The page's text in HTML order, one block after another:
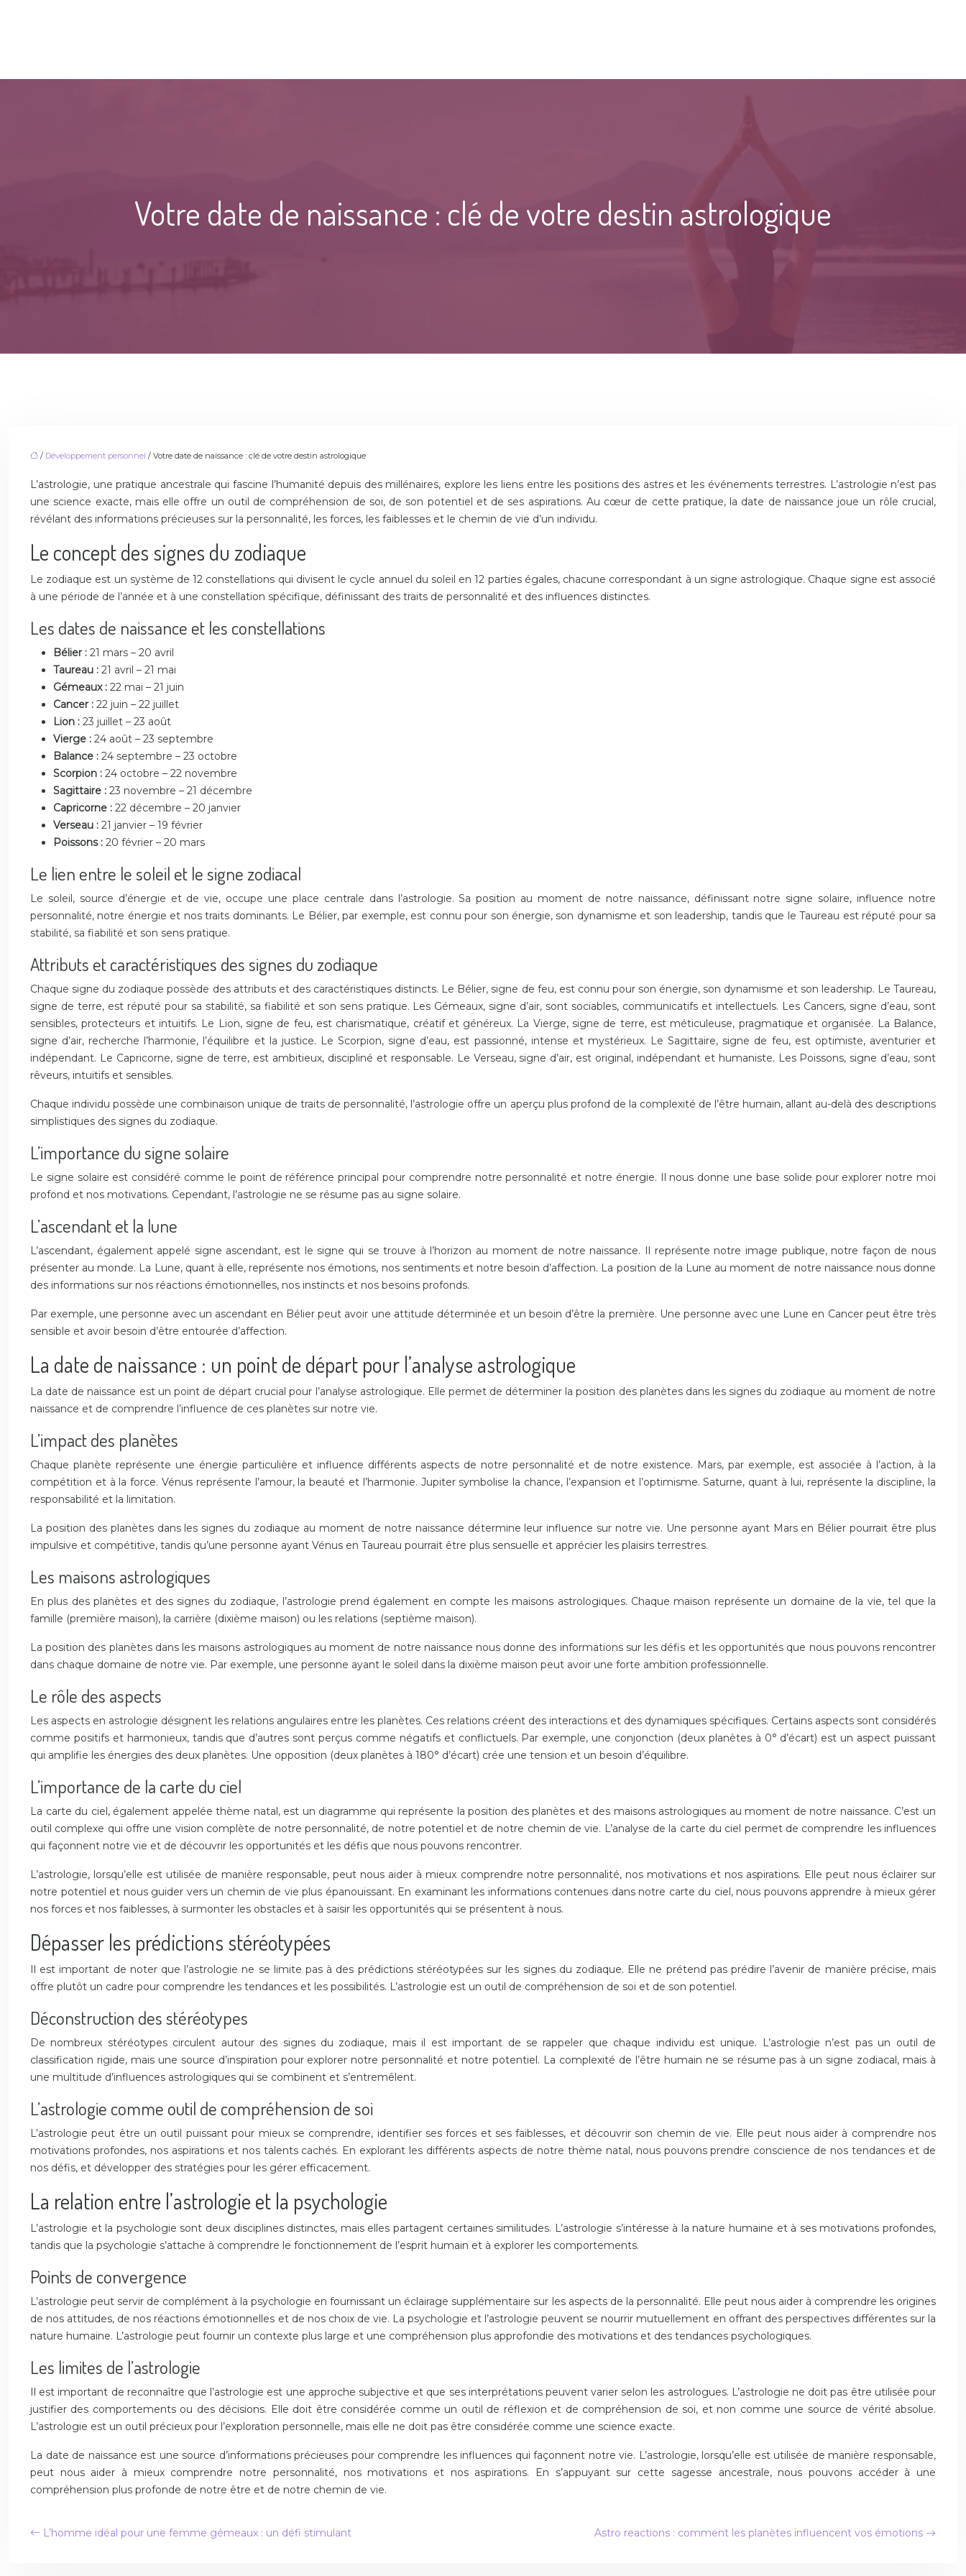
Votre date de naissance : clé de votre destin astrologique
/ Développement personnel / Votre date de naissance : clé de votre destin astrologique
L’astrologie, une pratique ancestrale qui fascine l’humanité depuis des millénaires, explore les liens entre les positions des astres et les événements terrestres. L’astrologie n’est pas
une science exacte, mais elle offre un outil de compréhension de soi, de son potentiel et de ses aspirations. Au cœur de cette pratique, la date de naissance joue un rôle crucial,
révélant des informations précieuses sur la personnalité, les forces, les faiblesses et le chemin de vie d’un individu.
Le concept des signes du zodiaque
Le zodiaque est un système de 12 constellations qui divisent le cycle annuel du soleil en 12 parties égales, chacune correspondant à un signe astrologique. Chaque signe est associé
à une période de l’année et à une constellation spécifique, définissant des traits de personnalité et des influences distinctes.
Les dates de naissance et les constellations
Bélier : 21 mars – 20 avril
Taureau : 21 avril – 21 mai
Gémeaux : 22 mai – 21 juin
Cancer : 22 juin – 22 juillet
Lion : 23 juillet – 23 août
Vierge : 24 août – 23 septembre
Balance : 24 septembre – 23 octobre
Scorpion : 24 octobre – 22 novembre
Sagittaire : 23 novembre – 21 décembre
Capricorne : 22 décembre – 20 janvier
Verseau : 21 janvier – 19 février
Poissons : 20 février – 20 mars
Le lien entre le soleil et le signe zodiacal
Le soleil, source d’énergie et de vie, occupe une place centrale dans l’astrologie. Sa position au moment de notre naissance, définissant notre signe solaire, influence notre
personnalité, notre énergie et nos traits dominants. Le Bélier, par exemple, est connu pour son énergie, son dynamisme et son leadership, tandis que le Taureau est réputé pour sa
stabilité, sa fiabilité et son sens pratique.
Attributs et caractéristiques des signes du zodiaque
Chaque signe du zodiaque possède des attributs et des caractéristiques distincts. Le Bélier, signe de feu, est connu pour son énergie, son dynamisme et son leadership. Le Taureau,
signe de terre, est réputé pour sa stabilité, sa fiabilité et son sens pratique. Les Gémeaux, signe d’air, sont sociables, communicatifs et intellectuels. Les Cancers, signe d’eau, sont
sensibles, protecteurs et intuitifs. Le Lion, signe de feu, est charismatique, créatif et généreux. La Vierge, signe de terre, est méticuleuse, pragmatique et organisée. La Balance,
signe d’air, recherche l’harmonie, l’équilibre et la justice. Le Scorpion, signe d’eau, est passionné, intense et mystérieux. Le Sagittaire, signe de feu, est optimiste, aventurier et
indépendant. Le Capricorne, signe de terre, est ambitieux, discipliné et responsable. Le Verseau, signe d’air, est original, indépendant et humaniste. Les Poissons, signe d’eau, sont
rêveurs, intuitifs et sensibles.
Chaque individu possède une combinaison unique de traits de personnalité, l’astrologie offre un aperçu plus profond de la complexité de l’être humain, allant au-delà des descriptions
simplistiques des signes du zodiaque.
L’importance du signe solaire
Le signe solaire est considéré comme le point de référence principal pour comprendre notre personnalité et notre énergie. Il nous donne une base solide pour explorer notre moi
profond et nos motivations. Cependant, l’astrologie ne se résume pas au signe solaire.
L’ascendant et la lune
L’ascendant, également appelé signe ascendant, est le signe qui se trouve à l’horizon au moment de notre naissance. Il représente notre image publique, notre façon de nous
présenter au monde. La Lune, quant à elle, représente nos émotions, nos sentiments et notre besoin d’affection. La position de la Lune au moment de notre naissance nous donne
des informations sur nos réactions émotionnelles, nos instincts et nos besoins profonds.
Par exemple, une personne avec un ascendant en Bélier peut avoir une attitude déterminée et un besoin d’être la première. Une personne avec une Lune en Cancer peut être très
sensible et avoir besoin d’être entourée d’affection.
La date de naissance : un point de départ pour l’analyse astrologique
La date de naissance est un point de départ crucial pour l’analyse astrologique. Elle permet de déterminer la position des planètes dans les signes du zodiaque au moment de notre
naissance et de comprendre l’influence de ces planètes sur notre vie.
L’impact des planètes
Chaque planète représente une énergie particulière et influence différents aspects de notre personnalité et de notre existence. Mars, par exemple, est associée à l’action, à la
compétition et à la force. Vénus représente l’amour, la beauté et l’harmonie. Jupiter symbolise la chance, l’expansion et l’optimisme. Saturne, quant à lui, représente la discipline, la
responsabilité et la limitation.
La position des planètes dans les signes du zodiaque au moment de notre naissance détermine leur influence sur notre vie. Une personne ayant Mars en Bélier pourrait être plus
impulsive et compétitive, tandis qu’une personne ayant Vénus en Taureau pourrait être plus sensuelle et apprécier les plaisirs terrestres.
Les maisons astrologiques
En plus des planètes et des signes du zodiaque, l’astrologie prend également en compte les maisons astrologiques. Chaque maison représente un domaine de la vie, tel que la
famille (première maison), la carrière (dixième maison) ou les relations (septième maison).
La position des planètes dans les maisons astrologiques au moment de notre naissance nous donne des informations sur les défis et les opportunités que nous pouvons rencontrer
dans chaque domaine de notre vie. Par exemple, une personne ayant le soleil dans la dixième maison peut avoir une forte ambition professionnelle.
Le rôle des aspects
Les aspects en astrologie désignent les relations angulaires entre les planètes. Ces relations créent des interactions et des dynamiques spécifiques. Certains aspects sont considérés
comme positifs et harmonieux, tandis que d’autres sont perçus comme négatifs et conflictuels. Par exemple, une conjonction (deux planètes à 0° d’écart) est un aspect puissant
qui amplifie les énergies des deux planètes. Une opposition (deux planètes à 180° d’écart) crée une tension et un besoin d’équilibre.
L’importance de la carte du ciel
La carte du ciel, également appelée thème natal, est un diagramme qui représente la position des planètes et des maisons astrologiques au moment de notre naissance. C’est un
outil complexe qui offre une vision complète de notre personnalité, de notre potentiel et de notre chemin de vie. L’analyse de la carte du ciel permet de comprendre les influences
qui façonnent notre vie et de découvrir les opportunités et les défis que nous pouvons rencontrer.
L’astrologie, lorsqu’elle est utilisée de manière responsable, peut nous aider à mieux comprendre notre personnalité, nos motivations et nos aspirations. Elle peut nous éclairer sur
notre potentiel et nous guider vers un chemin de vie plus épanouissant. En examinant les informations contenues dans notre carte du ciel, nous pouvons apprendre à mieux gérer
nos forces et nos faiblesses, à surmonter les obstacles et à saisir les opportunités qui se présentent à nous.
Dépasser les prédictions stéréotypées
Il est important de noter que l’astrologie ne se limite pas à des prédictions stéréotypées sur les signes du zodiaque. Elle ne prétend pas prédire l’avenir de manière précise, mais
offre plutôt un cadre pour comprendre les tendances et les possibilités. L’astrologie est un outil de compréhension de soi et de son potentiel.
Déconstruction des stéréotypes
De nombreux stéréotypes circulent autour des signes du zodiaque, mais il est important de se rappeler que chaque individu est unique. L’astrologie n’est pas un outil de
classification rigide, mais une source d’inspiration pour explorer notre personnalité et notre potentiel. La complexité de l’être humain ne se résume pas à un signe zodiacal, mais à
une multitude d’influences astrologiques qui se combinent et s’entremêlent.
L’astrologie comme outil de compréhension de soi
L’astrologie peut être un outil puissant pour mieux se comprendre, identifier ses forces et ses faiblesses, et découvrir son chemin de vie. Elle peut nous aider à comprendre nos
motivations profondes, nos aspirations et nos talents cachés. En explorant les différents aspects de notre thème natal, nous pouvons prendre conscience de nos tendances et de
nos défis, et développer des stratégies pour les gérer efficacement.
La relation entre l’astrologie et la psychologie
L’astrologie et la psychologie sont deux disciplines distinctes, mais elles partagent certaines similitudes. L’astrologie s’intéresse à la nature humaine et à ses motivations profondes,
tandis que la psychologie s’attache à comprendre le fonctionnement de l’esprit humain et à explorer les comportements.
Points de convergence
L’astrologie peut servir de complément à la psychologie en fournissant un éclairage supplémentaire sur les aspects de la personnalité. Elle peut nous aider à comprendre les origines
de nos attitudes, de nos réactions émotionnelles et de nos choix de vie. La psychologie et l’astrologie peuvent se nourrir mutuellement en offrant des perspectives différentes sur la
nature humaine. L’astrologie peut fournir un contexte plus large et une compréhension plus approfondie des motivations et des tendances psychologiques.
Les limites de l’astrologie
Il est important de reconnaître que l’astrologie est une approche subjective et que ses interprétations peuvent varier selon les astrologues. L’astrologie ne doit pas être utilisée pour
justifier des comportements ou des décisions. Elle doit être considérée comme un outil de réflexion et de compréhension de soi, et non comme une source de vérité absolue.
L’astrologie est un outil précieux pour l’exploration personnelle, mais elle ne doit pas être considérée comme une science exacte.
La date de naissance est une source d’informations précieuses pour comprendre les influences qui façonnent notre vie. L’astrologie, lorsqu’elle est utilisée de manière responsable,
peut nous aider à mieux comprendre notre personnalité, nos motivations et nos aspirations. En s’appuyant sur cette sagesse ancestrale, nous pouvons accéder à une
compréhension plus profonde de notre être et de notre chemin de vie.
L’homme idéal pour une femme gémeaux : un défi stimulant Astro reactions : comment les planètes influencent vos émotions